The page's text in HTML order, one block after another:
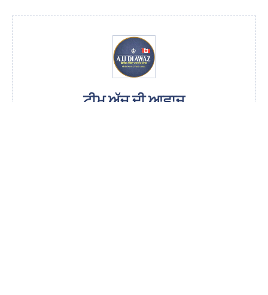
ਟੀਮ ਅੱਜ ਦੀ ਆਵਾਜ਼